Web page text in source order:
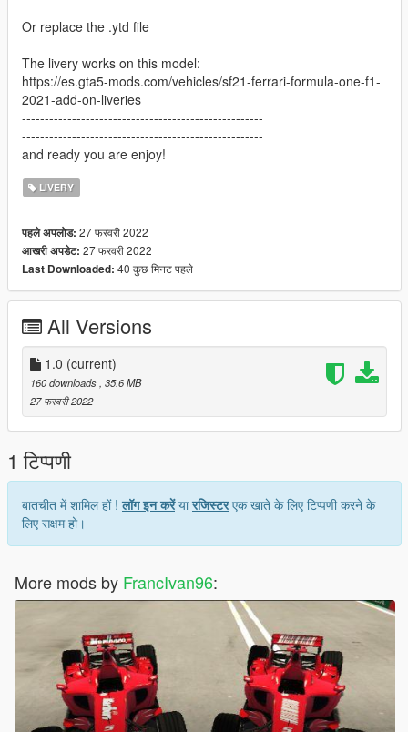
Or replace the .ytd file
The livery works on this model:
https://es.gta5-mods.com/vehicles/sf21-ferrari-formula-one-f1-
2021-add-on-liveries
-----------------------------------------------------
-----------------------------------------------------
and ready you are enjoy!
LIVERY
पहले अपलोड: 27 फरवरी 2022
आखरी अपडेट: 27 फरवरी 2022
Last Downloaded: 40 कुछ मिनट पहले
All Versions
1.0 (current)
160 downloads , 35.6 MB
27 फरवरी 2022
1 टिप्पणी
बातचीत में शामिल हों !लॉग इन करेंयारजिस्टरएक खाते के लिए टिप्पणी करने के
लिए सक्षम हो।
More mods by FrancIvan96: